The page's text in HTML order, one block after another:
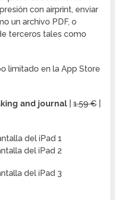
con airprint, enviar
un archivo PDF, o
terceros tales como
limitado en la App Store
and journal |1.59 €